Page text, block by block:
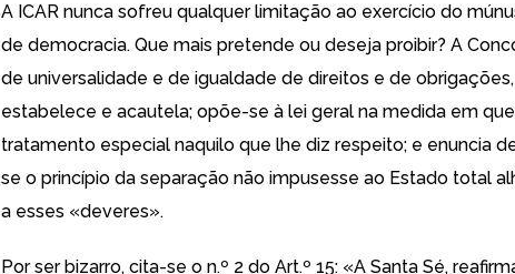
A ICAR nunca sofreu qualquer limitação ao exercício do
de democracia. Que mais pretende ou deseja proibir? A
de universalidade e de igualdade de direitos e de
estabelece e acautela; opõe-se à lei geral na medida em que
tratamento especial naquilo que lhe diz respeito; e enuncia
se o princípio da separação não impusesse ao Estado total
a esses «deveres».
Por ser bizarro, cita-se o n.º 2 do Art.º 15: «A Santa Sé,